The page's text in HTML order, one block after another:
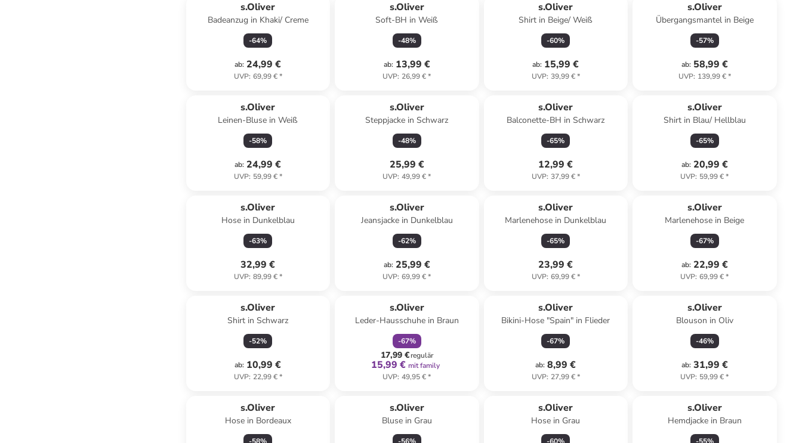
s.Oliver
Badeanzug in Khaki/ Creme
-64%
ab: 24,99 €
UVP: 69,99 €*
s.Oliver
Soft-BH in Weiß
-48%
ab: 13,99 €
UVP: 26,99 €*
s.Oliver
Shirt in Beige/ Weiß
-60%
ab: 15,99 €
UVP: 39,99 €*
s.Oliver
Übergangsmantel in Beige
-57%
ab: 58,99 €
UVP: 139,99 €*
s.Oliver
Leinen-Bluse in Weiß
-58%
ab: 24,99 €
UVP: 59,99 €*
s.Oliver
Steppjacke in Schwarz
-48%
25,99 €
UVP: 49,99 €*
s.Oliver
Balconette-BH in Schwarz
-65%
12,99 €
UVP: 37,99 €*
s.Oliver
Shirt in Blau/ Hellblau
-65%
ab: 20,99 €
UVP: 59,99 €*
s.Oliver
Hose in Dunkelblau
-63%
32,99 €
UVP: 89,99 €*
s.Oliver
Jeansjacke in Dunkelblau
-62%
ab: 25,99 €
UVP: 69,99 €*
s.Oliver
Marlenehose in Dunkelblau
-65%
23,99 €
UVP: 69,99 €*
s.Oliver
Marlenehose in Beige
-67%
ab: 22,99 €
UVP: 69,99 €*
s.Oliver
Shirt in Schwarz
-52%
ab: 10,99 €
UVP: 22,99 €*
s.Oliver
Leder-Hausschuhe in Braun
-67%
17,99 €regulär
15,99 € mit family
UVP: 49,95 €*
s.Oliver
Bikini-Hose "Spain" in Flieder
-67%
ab: 8,99 €
UVP: 27,99 €*
s.Oliver
Blouson in Oliv
-46%
ab: 31,99 €
UVP: 59,99 €*
s.Oliver
Hose in Bordeaux
s.Oliver
Bluse in Grau
s.Oliver
Hose in Grau
s.Oliver
Hemdjacke in Braun